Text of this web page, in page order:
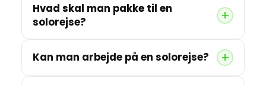
Hvad skal man pakke til en
solorejse?
Kan man arbejde på en solorejse?